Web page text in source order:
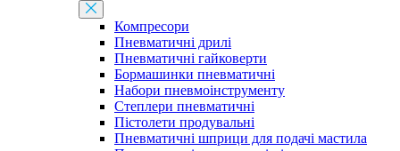
Компресори
Пневматичні дрилі
Пневматичні гайковерти
Бормашинки пневматичні
Набори пневмоінструменту
Степлери пневматичні
Пістолети продувальні
Пневматичні шприци для подачі мастила